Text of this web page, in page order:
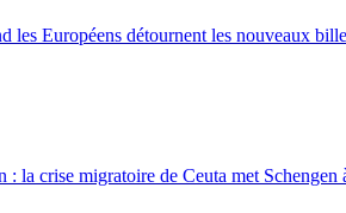
les Européens détournent les nouveaux
: la crise migratoire de Ceuta met Schengen